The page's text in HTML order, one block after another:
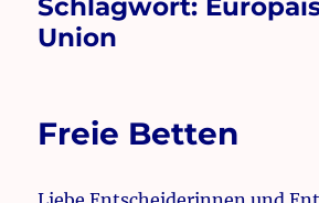
Schlagwort:
Union
Freie Betten